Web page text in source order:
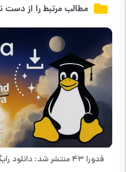
مطالب مرتبط را از دست